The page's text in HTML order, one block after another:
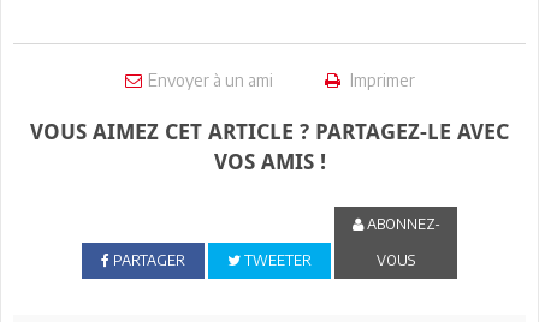
Envoyer à un ami Imprimer
VOUS AIMEZ CET ARTICLE ? PARTAGEZ-LE AVEC
VOS AMIS !
PARTAGER TWEETER
ABONNEZ-
VOUS